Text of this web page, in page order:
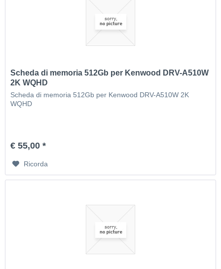
Scheda di memoria 512Gb per Kenwood DRV-A510W
2K WQHD
Scheda di memoria 512Gb per Kenwood DRV-A510W 2K
WQHD
€ 55,00 *
Ricorda